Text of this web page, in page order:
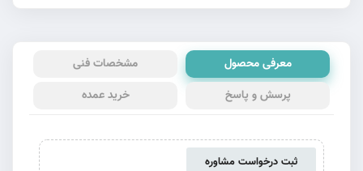
معرفی محصول
مشخصات فنی
پرسش و پاسخ
خرید عمده
ثبت درخواست مشاوره